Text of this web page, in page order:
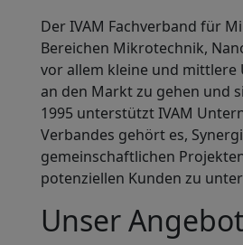
Der IVAM Fachverband für
Bereichen Mikrotechnik,
vor allem kleine und
an den Markt zu gehen und
1995 unterstützt IVAM
Verbandes gehört es,
gemeinschaftlichen
potenziellen Kunden zu
Unser Angebot